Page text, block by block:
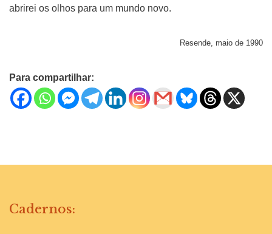
abrirei os olhos para um mundo novo.
Resende, maio de 1990
Para compartilhar:
Cadernos: